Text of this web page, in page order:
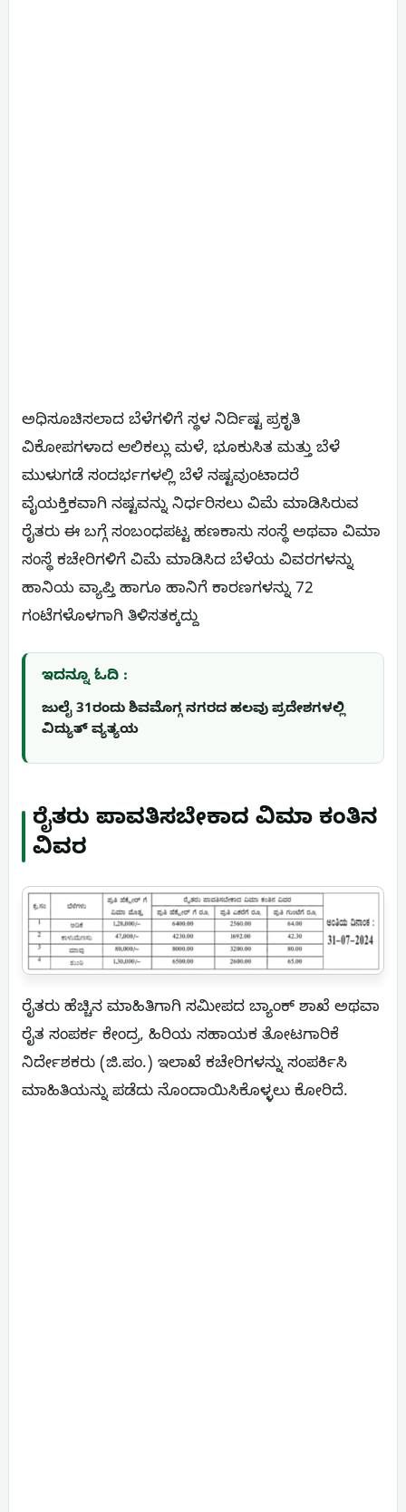
ಅಧಿಸೂಚಿಸಲಾದ ಬೆಳೆಗಳಿಗೆ ಸ್ಥಳ ನಿರ್ದಿಷ್ಟ ಪ್ರಕೃತಿ
ವಿಕೋಪಗಳಾದ ಆಲಿಕಲ್ಲು ಮಳೆ, ಭೂಕುಸಿತ ಮತ್ತು ಬೆಳೆ
ಮುಳುಗಡೆ ಸಂದರ್ಭಗಳಲ್ಲಿ ಬೆಳೆ ನಷ್ಟವುಂಟಾದರೆ
ವೈಯಕ್ತಿಕವಾಗಿ ನಷ್ಟವನ್ನು ನಿರ್ಧರಿಸಲು ವಿಮೆ ಮಾಡಿಸಿರುವ
ರೈತರು ಈ ಬಗ್ಗೆ ಸಂಬಂಧಪಟ್ಟ ಹಣಕಾಸು ಸಂಸ್ಥೆ ಅಥವಾ ವಿಮಾ
ಸಂಸ್ಥೆ ಕಚೇರಿಗಳಿಗೆ ವಿಮೆ ಮಾಡಿಸಿದ ಬೆಳೆಯ ವಿವರಗಳನ್ನು
ಹಾನಿಯ ವ್ಯಾಪ್ತಿ ಹಾಗೂ ಹಾನಿಗೆ ಕಾರಣಗಳನ್ನು 72
ಗಂಟೆಗಳೊಳಗಾಗಿ ತಿಳಿಸತಕ್ಕದ್ದು
ಇದನ್ನೂ ಓದಿ :
ಜುಲೈ 31ರಂದು ಶಿವಮೊಗ್ಗ ನಗರದ ಹಲವು ಪ್ರದೇಶಗಳಲ್ಲಿ
ವಿದ್ಯುತ್ ವ್ಯತ್ಯಯ
ರೈತರು ಪಾವತಿಸಬೇಕಾದ ವಿಮಾ ಕಂತಿನ
ವಿವರ
ರೈತರು ಹೆಚ್ಚಿನ ಮಾಹಿತಿಗಾಗಿ ಸಮೀಪದ ಬ್ಯಾಂಕ್ ಶಾಖೆ ಅಥವಾ
ರೈತ ಸಂಪರ್ಕ ಕೇಂದ್ರ, ಹಿರಿಯ ಸಹಾಯಕ ತೋಟಗಾರಿಕೆ
ನಿರ್ದೇಶಕರು (ಜಿ.ಪಂ.) ಇಲಾಖೆ ಕಚೇರಿಗಳನ್ನು ಸಂಪರ್ಕಿಸಿ
ಮಾಹಿತಿಯನ್ನು ಪಡೆದು ನೊಂದಾಯಿಸಿಕೊಳ್ಳಲು ಕೋರಿದೆ.